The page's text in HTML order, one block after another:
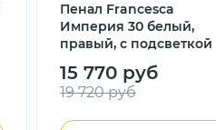
Пенал Francesca
Империя 30 белый,
правый, с подсветкой
15 770 руб
19 720 руб